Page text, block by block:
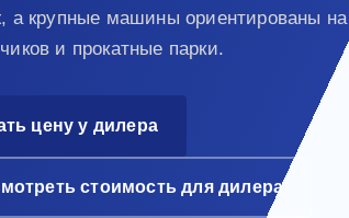
а крупные машины ориентированы на
и прокатные парки.
цену у дилера
стоимость для дилера